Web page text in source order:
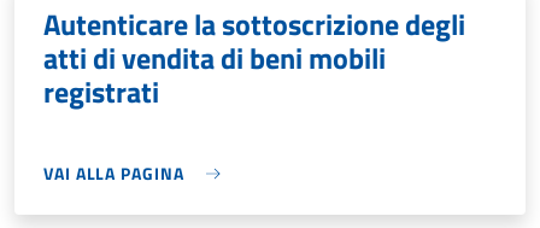
Autenticare la sottoscrizione degli
atti di vendita di beni mobili
registrati
VAI ALLA PAGINA